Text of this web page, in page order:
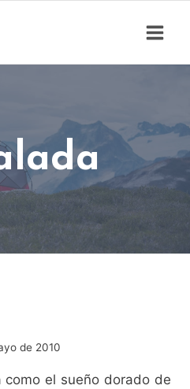
de 2010
como el sueño dorado de